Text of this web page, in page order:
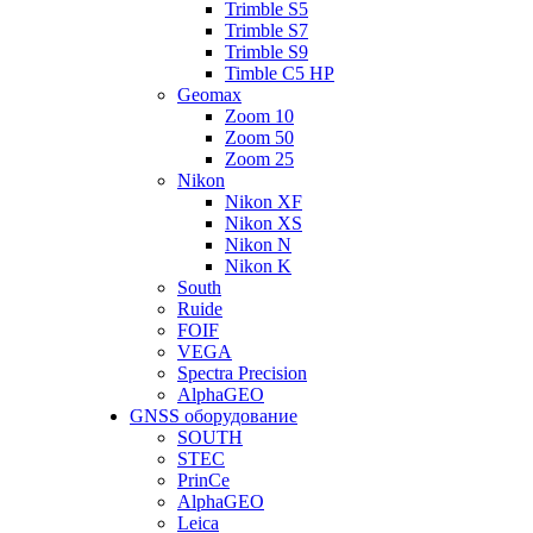
Trimble S5
Trimble S7
Trimble S9
Timble C5 HP
Geomax
Zoom 10
Zoom 50
Zoom 25
Nikon
Nikon XF
Nikon XS
Nikon N
Nikon K
South
Ruide
FOIF
VEGA
Spectra Precision
AlphaGEO
GNSS оборудование
SOUTH
STEC
PrinCe
AlphaGEO
Leica